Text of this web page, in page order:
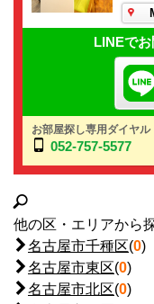
LINEで
お部屋探し専用ダイヤル
052-757-5577
他の区・エリアから
名古屋市千種区(0)
名古屋市東区(0)
名古屋市北区(0)